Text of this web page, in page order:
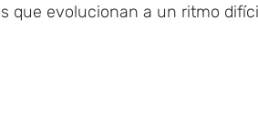
que evolucionan a un ritmo